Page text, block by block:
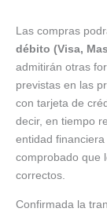
Las compras
débito (Visa,
admitirán otras
previstas en las
con tarjeta de
decir, en tiempo
entidad
comprobado que
correctos.
Confirmada la